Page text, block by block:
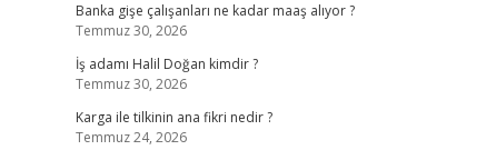
Banka gişe çalışanları ne kadar maaş alıyor ?
Temmuz 30, 2026
İş adamı Halil Doğan kimdir ?
Temmuz 30, 2026
Karga ile tilkinin ana fikri nedir ?
Temmuz 24, 2026